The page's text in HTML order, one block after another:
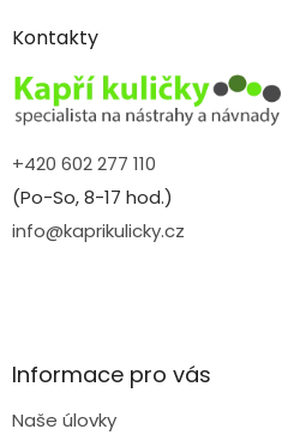
aKontakty
+420 602 277 110
(Po-So, 8-17 hod.)
info@kaprikulicky.cz
Informace pro vás
Naše úlovky